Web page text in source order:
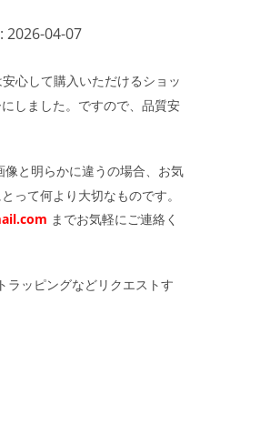
2026-04-07
心して購入いただけるショッ
しました。ですので、品質安
と明らかに違うの場合、お気
って何より大切なものです。
までお気軽にご連絡く
ラッピングなどリクエストす